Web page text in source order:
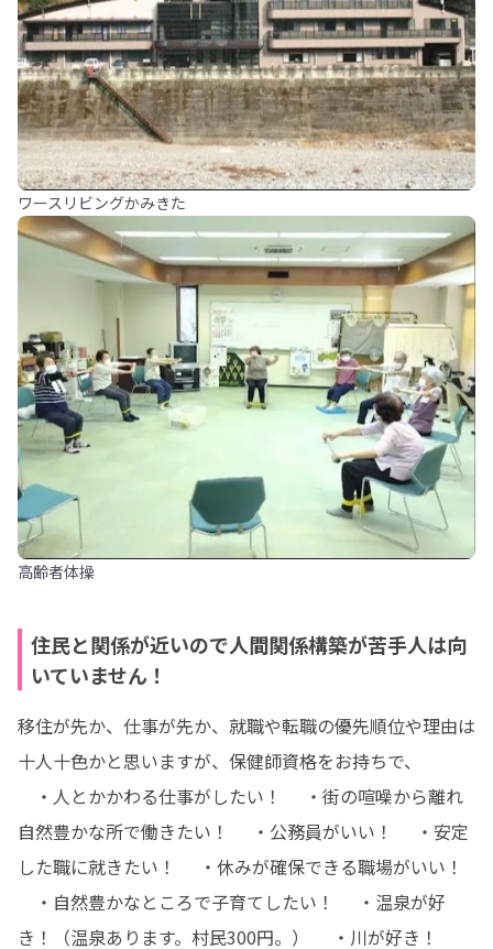
ワースリビングかみきた
高齢者体操
住民と関係が近いので人間関係構築が苦手人は向
いていません！
移住が先か、仕事が先か、就職や転職の優先順位や理由は
十人十色かと思いますが、保健師資格をお持ちで、
・人とかかわる仕事がしたい！ 　・街の喧噪から離れ
自然豊かな所で働きたい！ 　・公務員がいい！ 　・安定
した職に就きたい！ 　・休みが確保できる職場がいい！
・自然豊かなところで子育てしたい！ 　・温泉が好
き！（温泉あります。村民300円。） 　・川が好き！